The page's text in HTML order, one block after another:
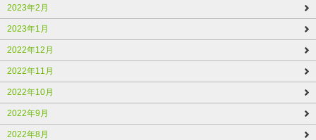
2023年2月
2023年1月
2022年12月
2022年11月
2022年10月
2022年9月
2022年8月